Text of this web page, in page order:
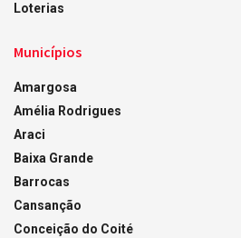
Loterias
Municípios
Amargosa
Amélia Rodrigues
Araci
Baixa Grande
Barrocas
Cansanção
Conceição do Coité